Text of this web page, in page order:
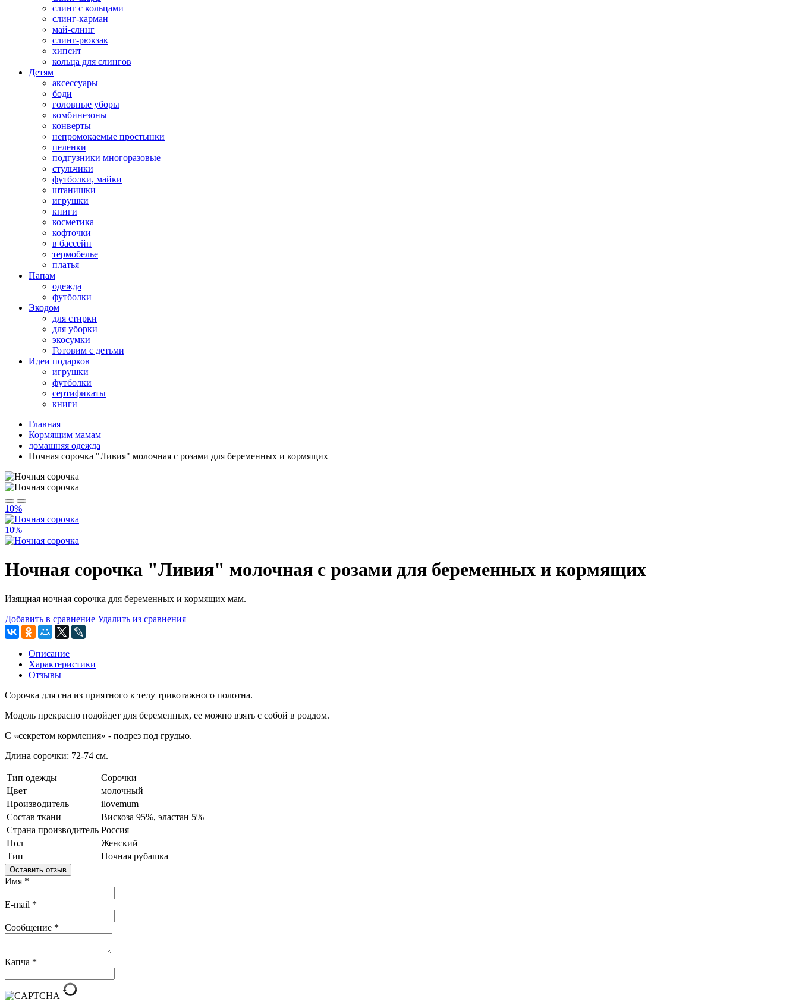
слинг с кольцами
слинг-карман
май-слинг
слинг-рюкзак
хипсит
кольца для слингов
Детям
аксессуары
боди
головные уборы
комбинезоны
конверты
непромокаемые простынки
пеленки
подгузники многоразовые
стульчики
футболки, майки
штанишки
игрушки
книги
косметика
кофточки
в бассейн
термобелье
платья
Папам
одежда
футболки
Экодом
для стирки
для уборки
экосумки
Готовим с детьми
Идеи подарков
игрушки
футболки
сертификаты
книги
Главная
Кормящим мамам
домашняя одежда
Ночная сорочка "Ливия" молочная с розами для беременных и кормящих
10%
10%
Ночная сорочка "Ливия" молочная с розами для беременных и кормящих
Изящная ночная сорочка для беременных и кормящих мам.
Добавить в сравнение Удалить из сравнения
Описание
Характеристики
Отзывы
Сорочка для сна из приятного к телу трикотажного полотна.
Модель прекрасно подойдет для беременных, ее можно взять с собой в роддом.
С «секретом кормления» - подрез под грудью.
Длина сорочки: 72-74 см.
Тип одежды
Сорочки
Цвет
молочный
Производитель
ilovemum
Состав ткани
Вискоза 95%, эластан 5%
Страна производитель Россия
Пол
Женский
Тип
Ночная рубашка
Оставить отзыв
Имя *
E-mail *
Сообщение *
Капча *